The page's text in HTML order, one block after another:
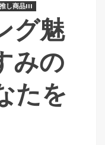
推し商品III
グ魅
みの
たを